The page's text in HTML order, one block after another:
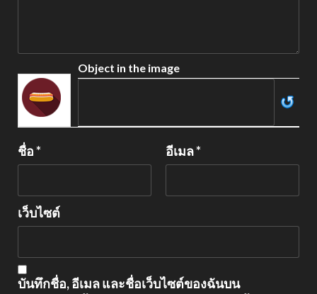
Object in the image
ชื่อ* อีเมล*
เว็บไซต์
บันทึกชื่อ, อีเมล และชื่อเว็บไซต์ของฉันบน